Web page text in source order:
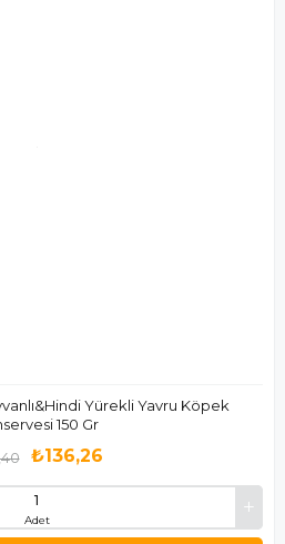
Yürekli Yavru Köpek
150 Gr
Adet
₺136,26